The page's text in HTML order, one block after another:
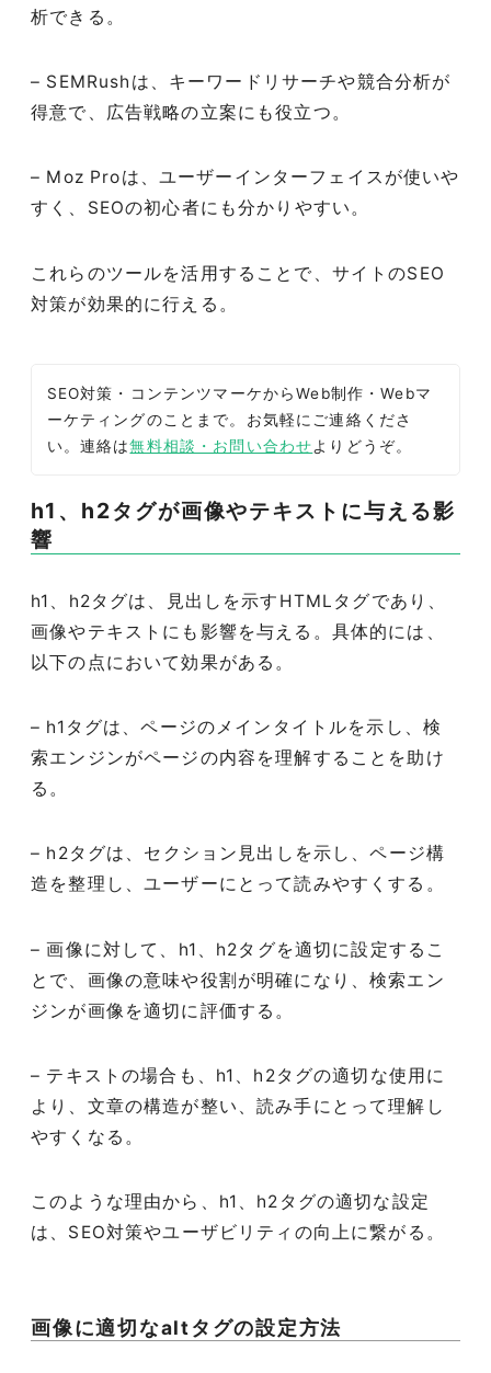
析できる。
– SEMRushは、キーワードリサーチや競合分析が
得意で、広告戦略の立案にも役立つ。
– Moz Proは、ユーザーインターフェイスが使いや
すく、SEOの初心者にも分かりやすい。
これらのツールを活用することで、サイトのSEO
対策が効果的に行える。
SEO対策・コンテンツマーケからWeb制作・Webマ
ーケティングのことまで。お気軽にご連絡くださ
い。連絡は無料相談・お問い合わせよりどうぞ。
h1、h2タグが画像やテキストに与える影
響
h1、h2タグは、見出しを示すHTMLタグであり、
画像やテキストにも影響を与える。具体的には、
以下の点において効果がある。
– h1タグは、ページのメインタイトルを示し、検
索エンジンがページの内容を理解することを助け
る。
– h2タグは、セクション見出しを示し、ページ構
造を整理し、ユーザーにとって読みやすくする。
– 画像に対して、h1、h2タグを適切に設定するこ
とで、画像の意味や役割が明確になり、検索エン
ジンが画像を適切に評価する。
– テキストの場合も、h1、h2タグの適切な使用に
より、文章の構造が整い、読み手にとって理解し
やすくなる。
このような理由から、h1、h2タグの適切な設定
は、SEO対策やユーザビリティの向上に繋がる。
画像に適切なaltタグの設定方法